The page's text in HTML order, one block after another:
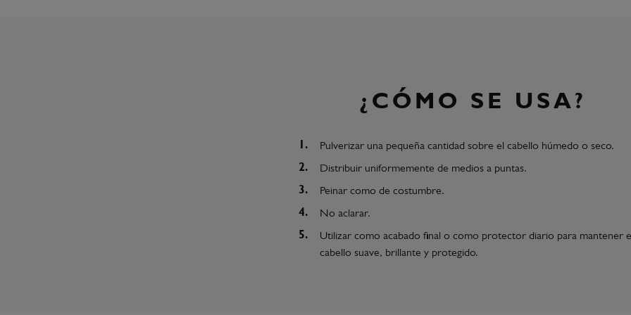
¿CÓMO SE USA?
Pulverizar una pequeña cantidad sobre el cabello húmedo o seco.
Distribuir uniformemente de medios a puntas.
Peinar como de costumbre.
No aclarar.
Utilizar como acabado final o como protector diario para mantener
cabello suave, brillante y protegido.